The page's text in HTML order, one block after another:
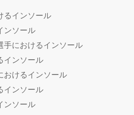
るインソール
ンソール
手におけるインソール
インソール
おけるインソール
インソール
ンソール